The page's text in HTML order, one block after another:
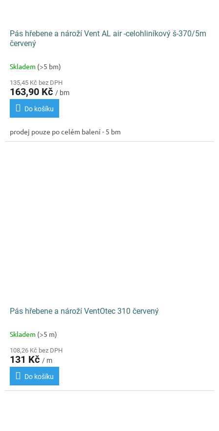
Pás hřebene a nároží Vent AL air -celohliníkový š-370/5m
červený
Skladem (>5 bm)
135,45 Kč bez DPH
163,90 Kč / bm
Do košíku
prodej pouze po celém balení - 5 bm
Pás hřebene a nároží VentOtec 310 červený
Skladem (>5 m)
108,26 Kč bez DPH
131 Kč / m
Do košíku